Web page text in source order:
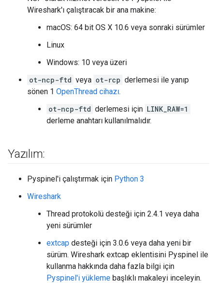
Wireshark'ı çalıştıracak bir ana makine:
macOS: 64 bit OS X 10.6 veya sonraki sürümler
Linux
Windows: 10 veya üzeri
ot-ncp-ftd veya ot-rcp derlemesi ile yanıp
sönen 1 OpenThread cihazı.
ot-ncp-ftd derlemesi için LINK_RAW=1
derleme anahtarı kullanılmalıdır.
Yazılım:
Pyspinel'i çalıştırmak için Python 3
Wireshark
Thread protokolü desteği için 2.4.1 veya daha
yeni sürümler
extcap desteği için 3.0.6 veya daha yeni bir
sürüm. Wireshark extcap eklentisini Pyspinel ile
kullanma hakkında daha fazla bilgi için
Pyspinel'i yükleme başlıklı makaleyi inceleyin.